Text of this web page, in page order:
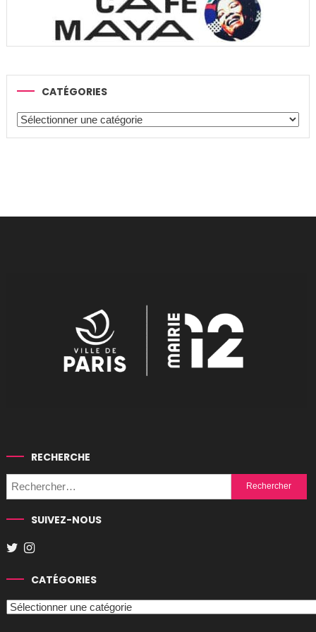
CATÉGORIES
Catégories
RECHERCHE
Rechercher :
SUIVEZ-NOUS
CATÉGORIES
Catégories